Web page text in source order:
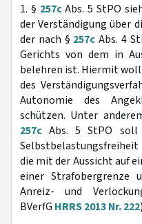
1. § 257cAbs. 5 StPO
der Verständigung über
der nach § 257c Abs. 4
Gerichts von dem in
belehren ist. Hiermit
des
Autonomie des
schützen. Unter
257c Abs. 5 StPO soll
die mit der Aussicht auf
einer Strafobergrenze
Anreiz- und
BVerfG HRRS 2013 Nr. 222